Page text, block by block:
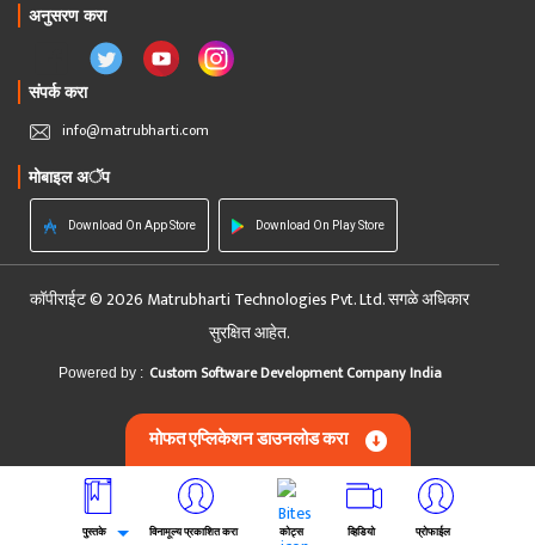
अनुसरण करा
संपर्क करा
info@matrubharti.com
मोबाइल अॅप
Download On App Store Download On Play Store
कॉपीराईट © 2026 Matrubharti Technologies Pvt. Ltd. सगळे अधिकार
सुरक्षित आहेत.
Powered by : Custom Software Development Company India
मोफत एप्लिकेशन डाउनलोड करा
पुस्तके विनामूल्य प्रकाशित करा कोट्स व्हिडियो प्रोफाईल